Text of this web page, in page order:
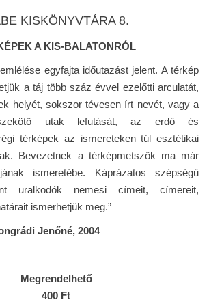
KISKÖNYVTÁRA 8.
A KIS-BALATONRÓL
egyfajta időutazást jelent. A térkép
a táj több száz évvel ezelőtti arculatát,
helyét, sokszor tévesen írt nevét, vagy a
utak lefutását, az erdő és
térképek az ismereteken túl esztétikai
Bevezetnek a térképmetszők ma már
ismeretébe. Káprázatos szépségű
uralkodók nemesi címeit, címereit,
ismerhetjük meg.”
Jenőné, 2004
Megrendelhető
400 Ft